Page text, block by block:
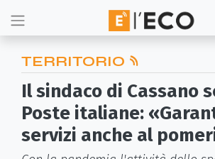
TERRITORIO
Il sindaco di Cassano
Poste italiane:
servizi anche al